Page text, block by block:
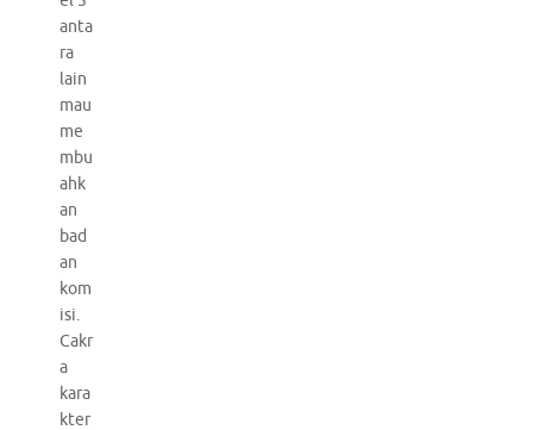
anta
ra
lain
mau
me
mbu
ahk
an
bad
an
kom
isi.
Cakr
a
kara
kter